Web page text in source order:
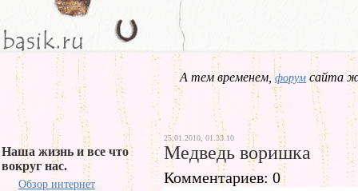
А тем временем,форум сайта
Наша жизнь и все что
вокруг нас.
Обзор интернет
25.01.2010, 01.33.10
Медведь воришка
Комментариев: 0